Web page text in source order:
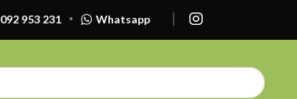
092 953 231 Whatsapp